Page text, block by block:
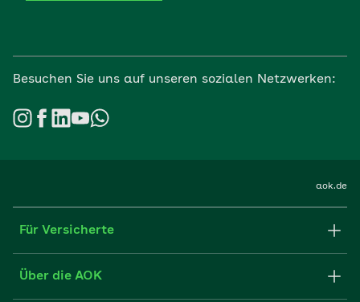
Besuchen Sie uns auf unseren sozialen Netzwerken:
aok.de
Für Versicherte
Formulare und Anträge
Über die AOK